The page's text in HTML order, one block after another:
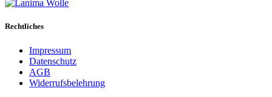
Rechtliches
Impressum
Datenschutz
AGB
Widerrufsbelehrung